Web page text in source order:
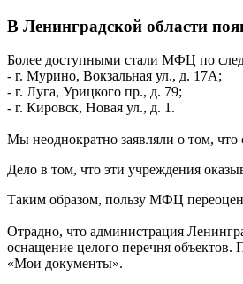
В Ленинградской области
Более доступными стали МФЦ по
- г. Мурино, Вокзальная ул., д. 17А;
- г. Луга, Урицкого пр., д. 79;
- г. Кировск, Новая ул., д. 1.
Мы неоднократно заявляли о том,
Дело в том, что эти учреждения
Таким образом, пользу МФЦ
Отрадно, что администрация
оснащение целого перечня
«Мои документы».